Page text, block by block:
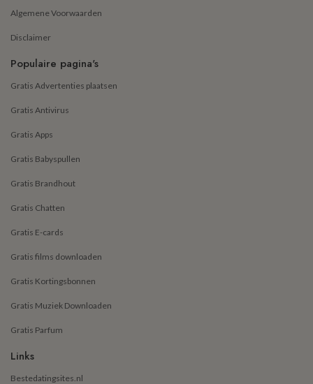
Algemene Voorwaarden
Disclaimer
Populaire pagina's
Gratis Advertenties plaatsen
Gratis Antivirus
Gratis Apps
Gratis Babyspullen
Gratis Brandhout
Gratis Chatten
Gratis E-cards
Gratis films downloaden
Gratis Kortingsbonnen
Gratis Muziek Downloaden
Gratis Parfum
Links
Bestedatingsites.nl